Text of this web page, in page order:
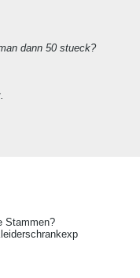
dann 50 stueck?
Stammen?